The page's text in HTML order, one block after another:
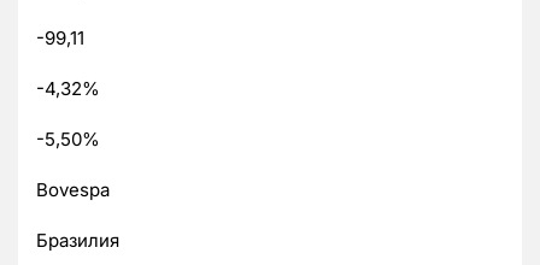
-99,11
-4,32%
-5,50%
Bovespa
Бразилия